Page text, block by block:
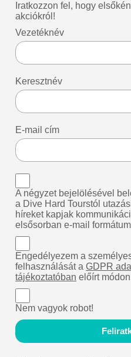
Iratkozzon fel, hogy
akciókról!
Vezetéknév
Keresztnév
E-mail cím
A négyzet bejelölésével
a Dive Hard Tourstól
híreket kapjak
elsősorban e-mail
Engedélyezem a
felhasználását aGDPR
tájékoztatóban előírt
Nem vagyok robot!